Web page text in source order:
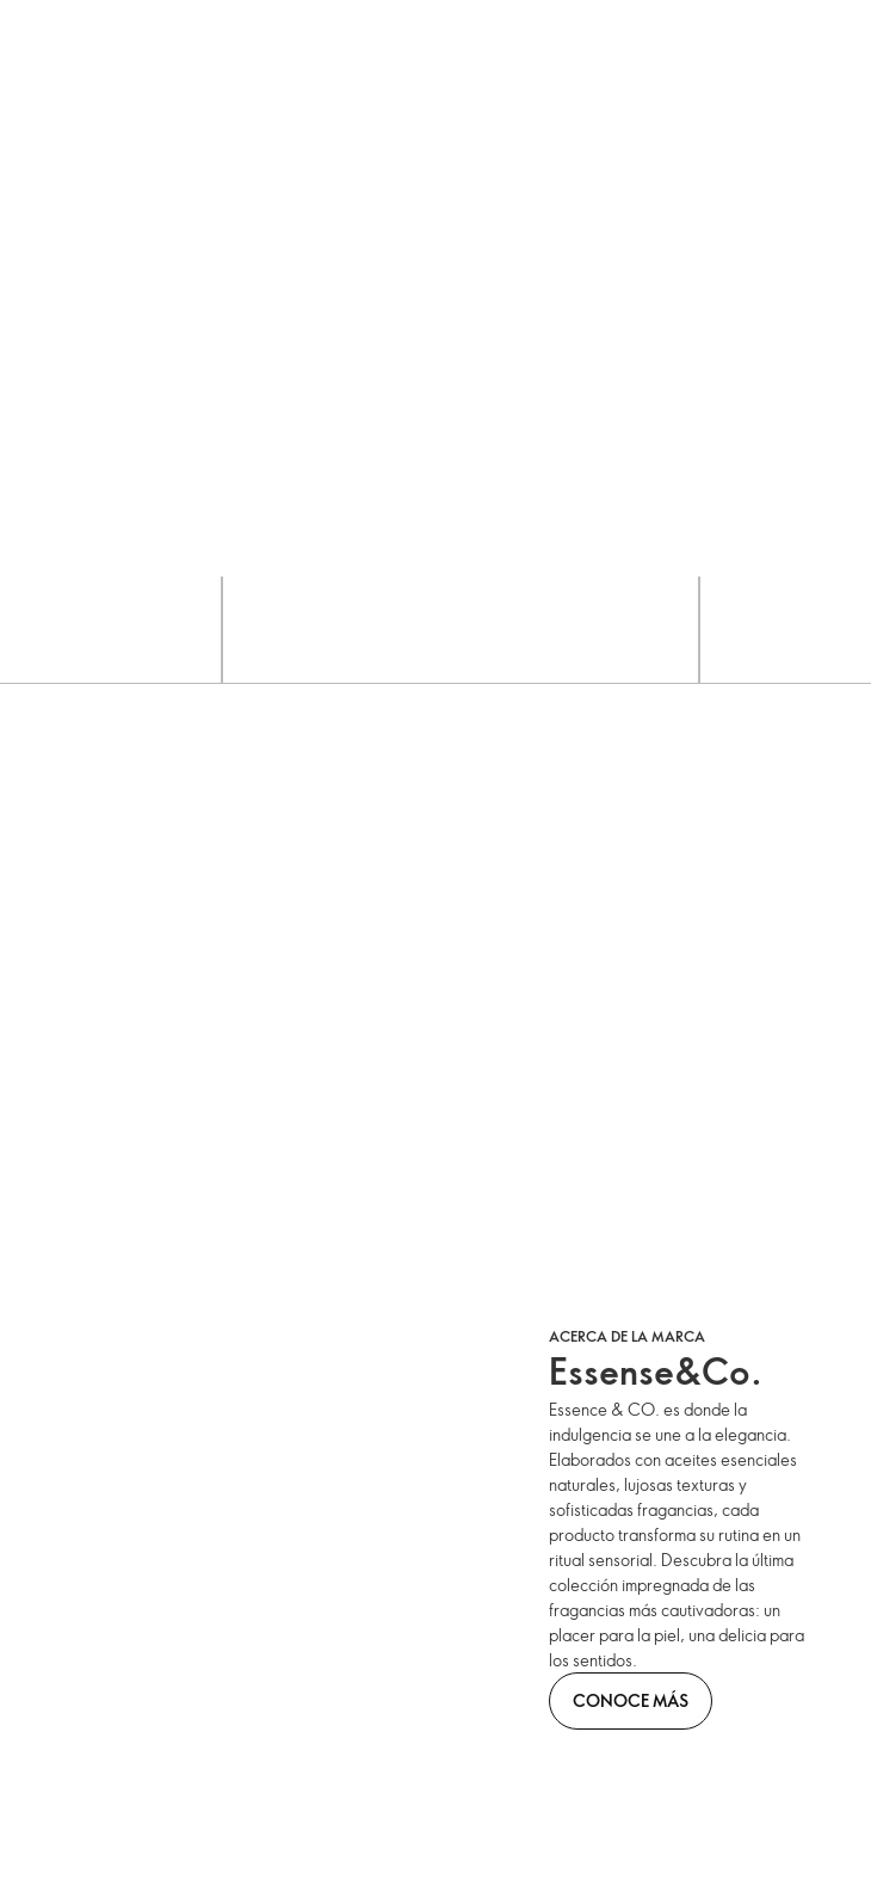
ACERCA DE LA MARCA
Essense&Co.
Essence & CO. es donde la
indulgencia se une a la elegancia.
Elaborados con aceites esenciales
naturales, lujosas texturas y
sofisticadas fragancias, cada
producto transforma su rutina en un
ritual sensorial. Descubra la última
colección impregnada de las
fragancias más cautivadoras: un
placer para la piel, una delicia para
los sentidos.
CONOCE MÁS